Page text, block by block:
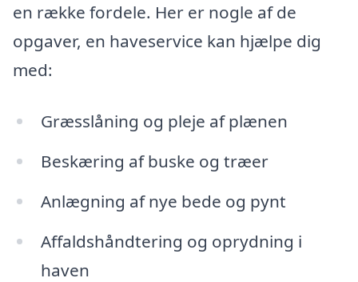
en række fordele. Her er nogle af de
opgaver, en haveservice kan hjælpe dig
med:
Græsslåning og pleje af plænen
Beskæring af buske og træer
Anlægning af nye bede og pynt
Affaldshåndtering og oprydning i
haven